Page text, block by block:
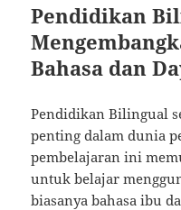
Pendidikan
Bahasa dan
Pendidikan Bilingual
penting dalam dunia
pembelajaran ini
untuk belajar
biasanya bahasa ibu